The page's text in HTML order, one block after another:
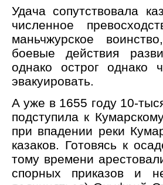
Удача сопутствовала
численное
маньчжурское
боевые действия
однако острог однако
эвакуировать.
А уже в 1655 году 10-
подступила к
при впадении реки
казаков. Готовясь к
тому времени
спорных приказов и